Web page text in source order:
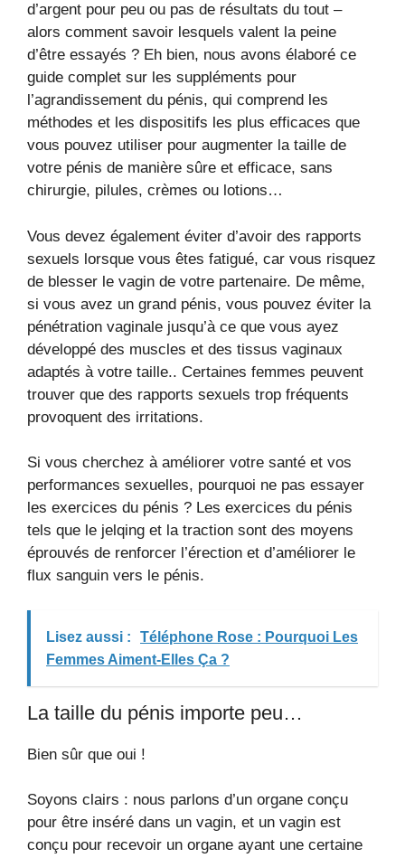
d’argent pour peu ou pas de résultats du tout –
alors comment savoir lesquels valent la peine
d’être essayés ? Eh bien, nous avons élaboré ce
guide complet sur les suppléments pour
l’agrandissement du pénis, qui comprend les
méthodes et les dispositifs les plus efficaces que
vous pouvez utiliser pour augmenter la taille de
votre pénis de manière sûre et efficace, sans
chirurgie, pilules, crèmes ou lotions…
Vous devez également éviter d’avoir des rapports
sexuels lorsque vous êtes fatigué, car vous risquez
de blesser le vagin de votre partenaire. De même,
si vous avez un grand pénis, vous pouvez éviter la
pénétration vaginale jusqu’à ce que vous ayez
développé des muscles et des tissus vaginaux
adaptés à votre taille.. Certaines femmes peuvent
trouver que des rapports sexuels trop fréquents
provoquent des irritations.
Si vous cherchez à améliorer votre santé et vos
performances sexuelles, pourquoi ne pas essayer
les exercices du pénis ? Les exercices du pénis
tels que le jelqing et la traction sont des moyens
éprouvés de renforcer l’érection et d’améliorer le
flux sanguin vers le pénis.
Lisez aussi :
Téléphone Rose : Pourquoi Les
Femmes Aiment-Elles Ça ?
La taille du pénis importe peu…
Bien sûr que oui !
Soyons clairs : nous parlons d’un organe conçu
pour être inséré dans un vagin, et un vagin est
conçu pour recevoir un organe ayant une certaine